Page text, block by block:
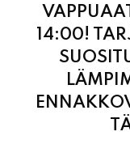
14:00!